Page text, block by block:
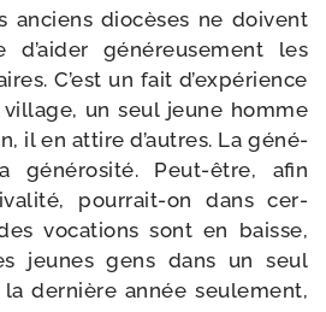
anciens dio­cèses ne doivent
d’aider géné­reu­se­ment les
C’est un fait d’expérience
un seul jeune homme
il en attire d’autres. La géné­
géné­ro­si­té. Peut-​être, afin
pourrait-​on dans cer­
voca­tions sont en baisse,
jeunes gens dans un seul
der­nière année seule­ment,